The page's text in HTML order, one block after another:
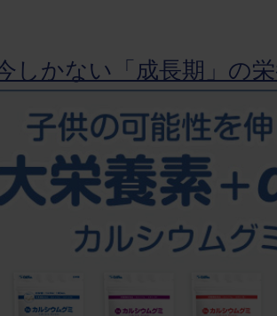
しかない「成長期」の